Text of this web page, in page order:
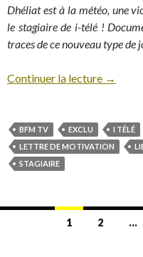
Dhéliat est à la météo, une
le stagiaire de i-télé !
traces de ce nouveau type
Continuer la lecture →
BFM TV EXCLU I TÉLÉ
LETTRE DE MOTIVATION
STAGIAIRE
1 2 …